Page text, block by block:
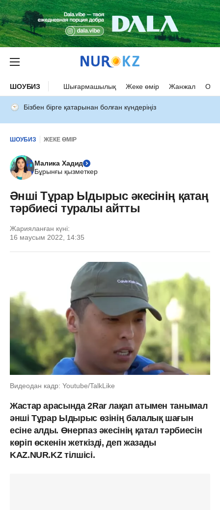
ШОУБИЗ Шығармашылық Жеке өмір Жанжал
Бізбен бірге қатарынан болған күндеріңіз
ШОУБИЗ ЖЕКЕ ӨМІР
Малика Хадид
Бұрынғы қызметкер
Әнші Тұрар Ыдырыс әкесінің қатаң
тәрбиесі туралы айтты
Жарияланған күні:
16 маусым 2022, 14:35
Видеодан кадр: Youtube/TalkLike
Жастар арасында 2Rar лақап атымен танымал
әнші Тұрар Ыдырыс өзінің балалық шағын
есіне алды. Өнерпаз әкесінің қатал тәрбиесін
көріп өскенін жеткізді, деп жазады
KAZ.NUR.KZ тілшісі.